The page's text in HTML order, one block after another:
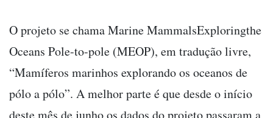
O projeto se chama Marine MammalsExploringthe
Oceans Pole-to-pole (MEOP), em tradução livre,
“Mamíferos marinhos explorando os oceanos de
pólo a pólo”. A melhor parte é que desde o início